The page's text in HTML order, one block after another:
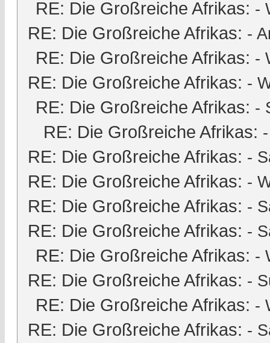
RE: Die Großreiche Afrikas: -
RE: Die Großreiche Afrikas: -
RE: Die Großreiche Afrikas: -
RE: Die Großreiche Afrikas: -
RE: Die Großreiche Afrikas: -
RE: Die Großreiche Afrikas:
RE: Die Großreiche Afrikas: -
RE: Die Großreiche Afrikas: -
RE: Die Großreiche Afrikas: -
RE: Die Großreiche Afrikas: -
RE: Die Großreiche Afrikas: -
RE: Die Großreiche Afrikas: -
RE: Die Großreiche Afrikas: -
RE: Die Großreiche Afrikas: -